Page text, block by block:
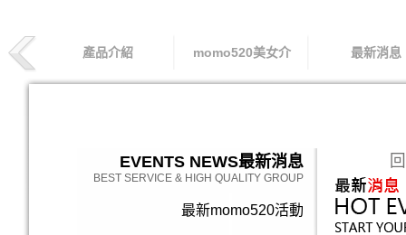
產品介紹 momo520美女介 最新消息
索取專線
EVENTS NEWS最新消息
BEST SERVICE & HIGH QUALITY GROUP
最新momo520活動